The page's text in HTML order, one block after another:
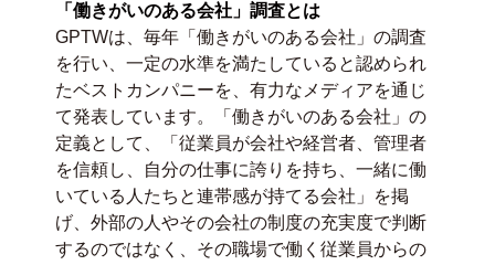
「働きがいのある会社」調査とは
GPTWは、毎年「働きがいのある会社」の調査
を行い、一定の水準を満たしていると認められ
たベストカンパニーを、有力なメディアを通じ
て発表しています。「働きがいのある会社」の
定義として、「従業員が会社や経営者、管理者
を信頼し、自分の仕事に誇りを持ち、一緒に働
いている人たちと連帯感が持てる会社」を掲
げ、外部の人やその会社の制度の充実度で判断
するのではなく、その職場で働く従業員からの